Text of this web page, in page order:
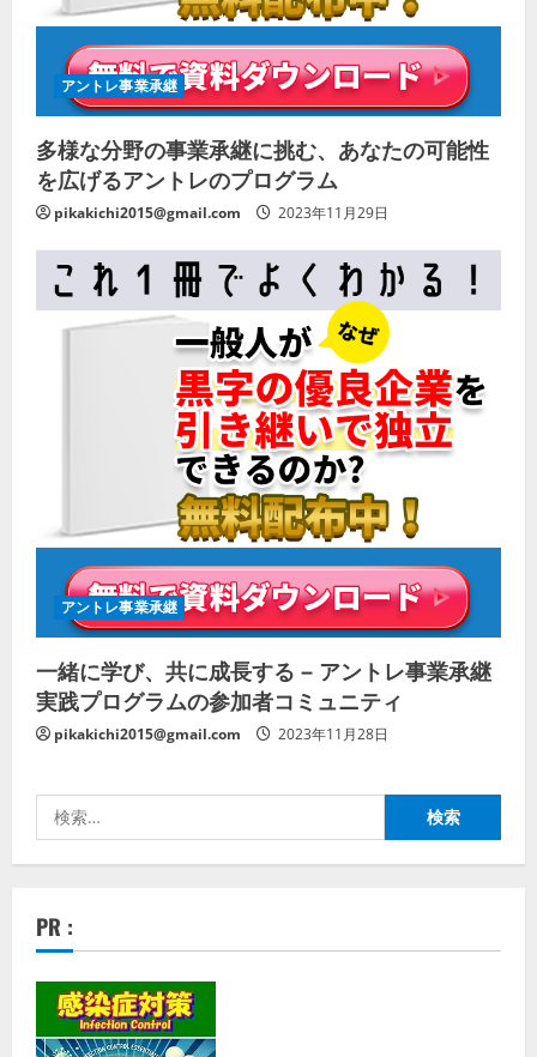
アントレ事業承継
多様な分野の事業承継に挑む、あなたの可能性
を広げるアントレのプログラム
pikakichi2015@gmail.com 2023年11月29日
アントレ事業承継
一緒に学び、共に成長する – アントレ事業承継
実践プログラムの参加者コミュニティ
pikakichi2015@gmail.com 2023年11月28日
索:
PR :